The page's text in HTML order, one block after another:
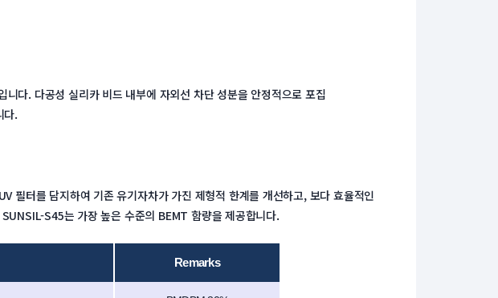
다. 다공성 실리카 비드 내부에 자외선 차단 성분을 안정적으로 포집
다.
필터를 담지하여 기존 유기자차가 가진 제형적 한계를 개선하고, 보다 효율적인
S45는 가장 높은 수준의 BEMT 함량을 제공합니다.
Remarks